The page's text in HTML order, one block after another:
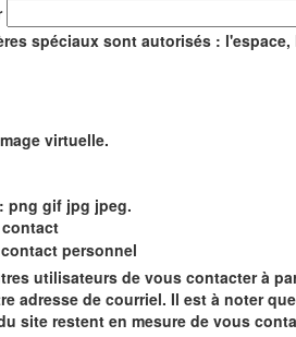
spéciaux sont autorisés :
virtuelle.
png gif jpg jpeg.
contact
personnel
utilisateurs de vous contacter à
adresse de courriel. Il est à noter
site restent en mesure de vous